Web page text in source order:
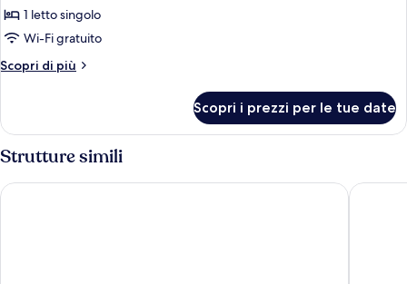
1 letto singolo
Wi-Fi gratuito
Scopri di più
Altri
Single
Scopri i prezzi per le tue date
Strutture simili
Radisson Blu Hotel & Conference Centre, Salzburg